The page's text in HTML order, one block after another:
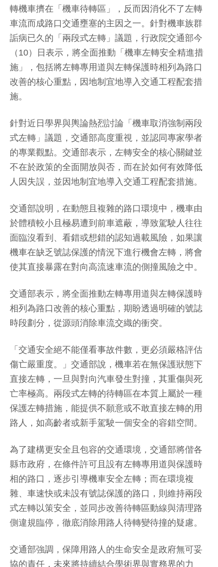
轉機車擠在「機車待轉區」，反而因消化不了左轉
車流而成路口交通壅塞的主因之一。針對機車族群
詬病已久的「兩段式左轉」議題，行政院交通部今
（10）日表示，將全面推動「機車左轉安全精進措
施」，包括將左轉專用道與左轉保護時相列為路口
改善的核心重點，因地制宜地導入交通工程配套措
施。
針對近日學界與輿論熱烈討論「機車取消強制兩段
式左轉」議題，交通部高度重視，並認同專家學者
的專業觀點。交通部表示，左轉安全的核心關鍵並
不在於政策的全面開放與否，而在於如何有效降低
人因失誤，並因地制宜地導入交通工程配套措施。
交通部說明，在動態且複雜的路口環境中，機車由
於體積較小且極易遭到前車遮蔽，導致駕駛人往往
面臨沒看到、看錯或想錯的認知過載風險，如果讓
機車在缺乏號誌保護的情況下進行機會左轉，將會
使其直接暴露在對向高流速車流的側撞風險之中。
交通部表示，將全面推動左轉專用道與左轉保護時
相列為路口改善的核心重點，期盼透過明確的號誌
時段劃分，從源頭消除車流交織的衝突。
「交通安全絕不能僅看事故件數，更必須嚴格評估
傷亡嚴重度。」交通部說，機車若在無保護狀態下
直接左轉，一旦與對向汽車發生對撞，其重傷與死
亡率極高。兩段式左轉的待轉區在本質上屬於一種
保護左轉措施，能提供不願意或不敢直接左轉的用
路人，如高齡者或新手駕駛一個安全的容錯空間。
為了建構更安全且包容的交通環境，交通部將偕各
縣市政府，在條件許可且設有左轉專用道與保護時
相的路口，逐步引導機車安全左轉；而在環境複
雜、車速快或未設有號誌保護的路口，則維持兩段
式左轉以策安全，並同步改善待轉區動線與清理路
側違規臨停，徹底消除用路人待轉變待撞的疑慮。
交通部強調，保障用路人的生命安全是政府無可妥
協的責任，未來將持續結合學術界與實務界的力